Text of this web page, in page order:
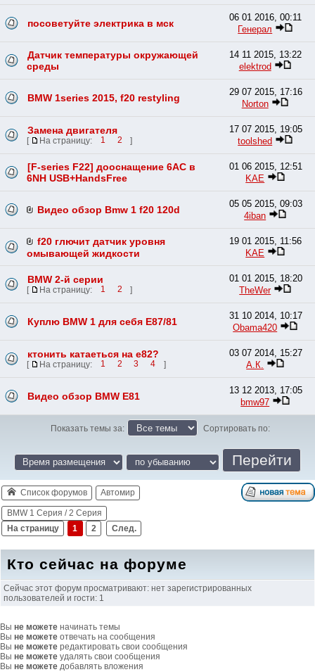
посоветуйте электрика в мск
06 01 2016, 00:11
Генерал
Датчик температуры окружающей
среды
14 11 2015, 13:22
elektrod
BMW 1series 2015, f20 restyling
29 07 2015, 17:16
Norton
Замена двигателя
[ На страницу: 1 2 ]
17 07 2015, 19:05
toolshed
[F-series F22] дооснащение 6AC в
6NH USB+HandsFree
01 06 2015, 12:51
KAE
Видео обзор Bmw 1 f20 120d
05 05 2015, 09:03
4iban
f20 глючит датчик уровня
омывающей жидкости
19 01 2015, 11:56
KAE
BMW 2-й серии
[ На страницу: 1 2 ]
01 01 2015, 18:20
TheWer
Куплю BMW 1 для себя E87/81
31 10 2014, 10:17
Obama420
ктонить катаеться на е82?
[ На страницу: 1 2 3 4 ]
03 07 2014, 15:27
А.К.
Видео обзор BMW E81
13 12 2013, 17:05
bmw97
Показать темы за: Сортировать по:
Список форумов Автомир
BMW 1 Серия / 2 Серия
На страницу
1 2 След.
Кто сейчас на форуме
Сейчас этот форум просматривают: нет зарегистрированных
пользователей и гости: 1
Вы не можете начинать темы
Вы не можете отвечать на сообщения
Вы не можете редактировать свои сообщения
Вы не можете удалять свои сообщения
Вы не можете добавлять вложения